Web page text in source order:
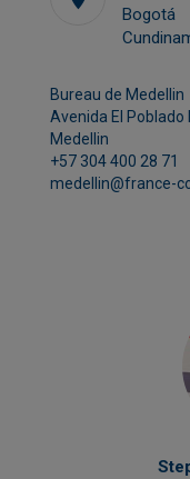
Bogotá
Bureau de Medellin
Avenida El Poblado
Medellin
+57 304 400 28 71
medellin@france-